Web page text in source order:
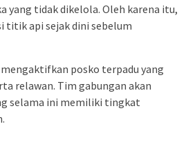
yang tidak dikelola. Oleh karena itu,
api sejak dini sebelum
posko terpadu yang
relawan. Tim gabungan akan
selama ini memiliki tingkat